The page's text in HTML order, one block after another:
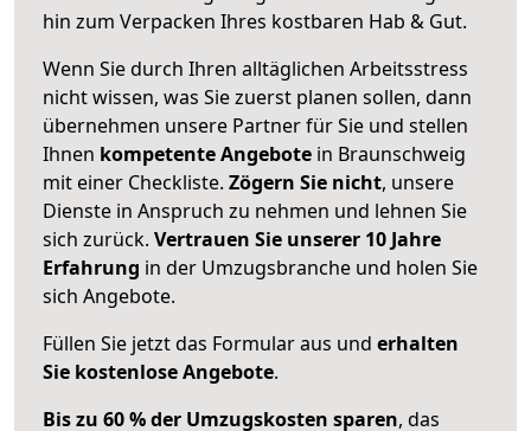
hin zum Verpacken Ihres kostbaren Hab & Gut.
Wenn Sie durch Ihren alltäglichen Arbeitsstress
nicht wissen, was Sie zuerst planen sollen, dann
übernehmen unsere Partner für Sie und stellen
Ihnen kompetente Angebote in Braunschweig
mit einer Checkliste. Zögern Sie nicht, unsere
Dienste in Anspruch zu nehmen und lehnen Sie
sich zurück. Vertrauen Sie unserer 10 Jahre
Erfahrung in der Umzugsbranche und holen Sie
sich Angebote.
Füllen Sie jetzt das Formular aus und erhalten
Sie kostenlose Angebote.
Bis zu 60 % der Umzugskosten sparen, das